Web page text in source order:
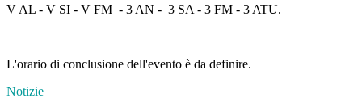
V AL - V SI - V FM - 3 AN - 3 SA - 3 FM - 3 ATU.
L'orario di conclusione dell'evento è da definire.
Notizie